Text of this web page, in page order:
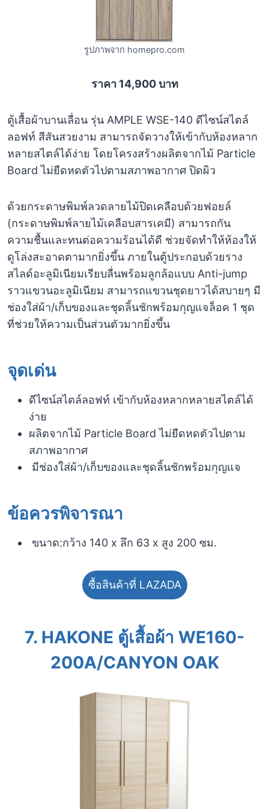
รูปภาพจาก homepro.com
ราคา 14,900 บาท
ตู้เสื้อผ้าบานเลื่อน รุ่น AMPLE WSE-140 ดีไซน์สไตล์
ลอฟท์ สีสันสวยงาม สามารถจัดวางให้เข้ากับห้องหลาก
หลายสไตล์ได้ง่าย โดยโครงสร้างผลิตจากไม้ Particle
Board ไม่ยืดหดตัวไปตามสภาพอากาศ ปิดผิว
ด้วยกระดาษพิมพ์ลวดลายไม้ปิดเคลือบด้วยฟอยล์
(กระดาษพิมพ์ลายไม้เคลือบสารเคมี) สามารถกัน
ความชื้นและทนต่อความร้อนได้ดี ช่วยจัดทำให้ห้องให้
ดูโล่งสะอาดตามากยิ่งขึ้น ภายในตู้ประกอบด้วยราง
สไลด์อะลูมิเนียมเรียบลื่นพร้อมลูกล้อแบบ Anti-jump
ราวแขวนอะลูมิเนียม สามารถแขวนชุดยาวได้สบายๆ มี
ช่องใส่ผ้า/เก็บของและชุดลิ้นชักพร้อมกุญแจล็อค 1 ชุด
ที่ช่วยให้ความเป็นส่วนตัวมากยิ่งขึ้น
จุดเด่น
ดีไซน์สไตล์ลอฟท์ เข้ากับห้องหลากหลายสไตล์ได้
ง่าย
ผลิตจากไม้ Particle Board ไม่ยืดหดตัวไปตาม
สภาพอากาศ
มีช่องใส่ผ้า/เก็บของและชุดลิ้นชักพร้อมกุญแจ
ข้อควรพิจารณา​
ขนาด:กว้าง 140 x ลึก 63 x สูง 200 ซม.
ซื้อสินค้าที่ LAZADA
7. HAKONE ตู้เสื้อผ้า WE160-
200A/CANYON OAK